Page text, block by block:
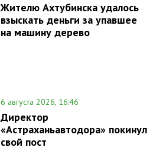
Жителю Ахтубинска удалось
взыскать деньги за упавшее
на машину дерево
6 августа 2026, 16:46
Директор
«Астраханьавтодора» покинул
свой пост